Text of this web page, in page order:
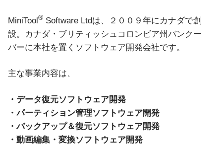
MiniTool® Software Ltdは、２００９年にカナダで創
設。カナダ・ブリティッシュコロンビア州バンクー
バーに本社を置くソフトウェア開発会社です。
主な事業内容は、
・データ復元ソフトウェア開発
・パーティション管理ソフトウェア開発
・バックアップ＆復元ソフトウェア開発
・動画編集・変換ソフトウェア開発